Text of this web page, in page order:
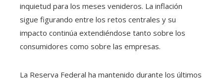
inquietud para los meses venideros. La inflación
sigue figurando entre los retos centrales y su
impacto continúa extendiéndose tanto sobre los
consumidores como sobre las empresas.
La Reserva Federal ha mantenido durante los últimos